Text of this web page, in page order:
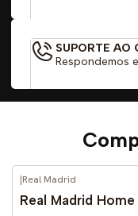
SUPORTE AO
Respondemos
-52% DESCONTO
|Real Madrid
Real Madrid